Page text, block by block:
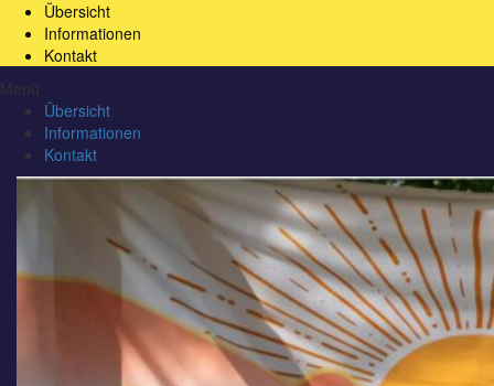
Übersicht
Informationen
Kontakt
Menü
Übersicht
Informationen
Kontakt